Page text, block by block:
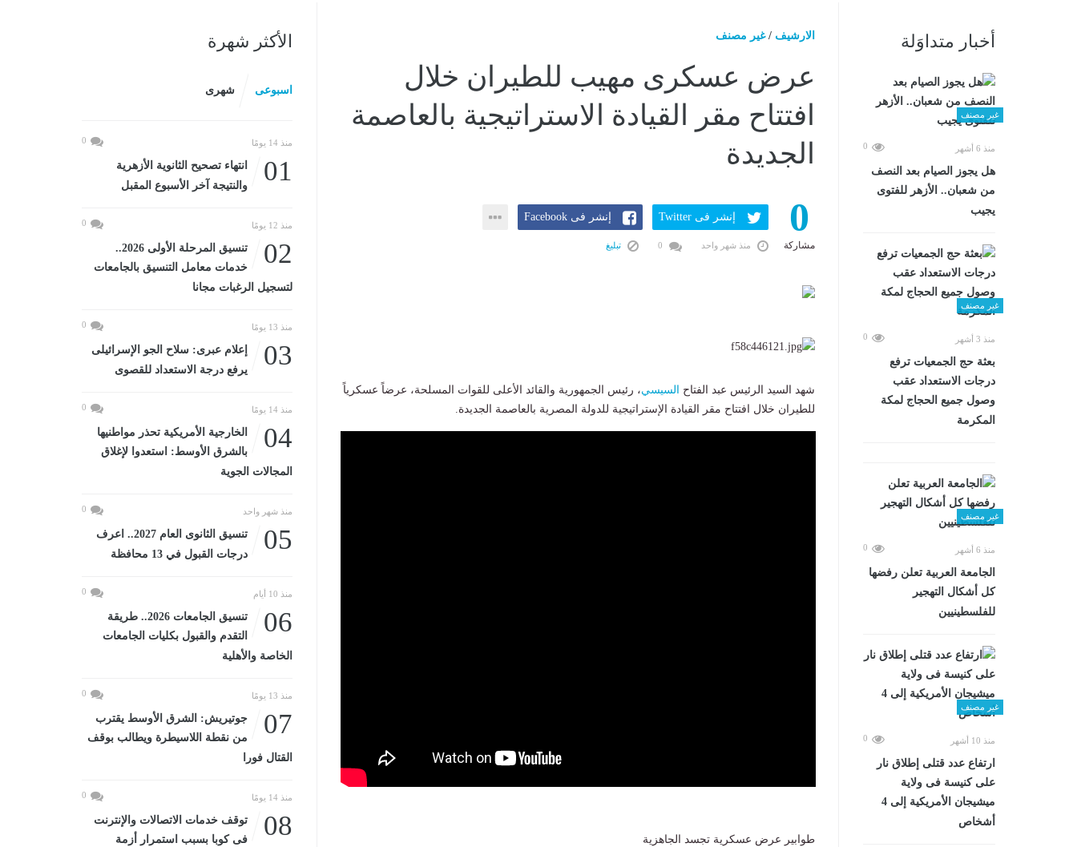
أخبار متداوَلة
غير مصنف
منذ 6 أشهر 0
هل يجوز الصيام بعد النصف
من شعبان.. الأزهر للفتوى
يجيب
غير مصنف
منذ 3 أشهر 0
بعثة حج الجمعيات ترفع
درجات الاستعداد عقب
وصول جميع الحجاج لمكة
المكرمة
غير مصنف
منذ 6 أشهر 0
الجامعة العربية تعلن رفضها
كل أشكال التهجير
للفلسطينيين
غير مصنف
منذ 10 أشهر 0
ارتفاع عدد قتلى إطلاق نار
على كنيسة فى ولاية
ميشيجان الأمريكية إلى 4
أشخاص
الارشيف /غير مصنف
عرض عسكرى مهيب للطيران خلال
افتتاح مقر القيادة الاستراتيجية بالعاصمة
الجديدة
0
مشاركة
إنشر فى Twitter إنشر فى Facebook
منذ شهر واحد تبليغ
شهد السيد الرئيس عبد الفتاح السيسي، رئيس الجمهورية والقائد الأعلى للقوات المسلحة، عرضاً عسكرياً
للطيران خلال افتتاح مقر القيادة الإستراتيجية للدولة المصرية بالعاصمة الجديدة.
طوابير عرض عسكرية تجسد الجاهزية
الأكثر شهرة
اسبوعى شهرى
منذ 14 يومًا 0
01
انتهاء تصحيح الثانوية الأزهرية
والنتيجة آخر الأسبوع المقبل
منذ 12 يومًا 0
02
تنسيق المرحلة الأولى 2026..
خدمات معامل التنسيق بالجامعات
لتسجيل الرغبات مجانا
منذ 13 يومًا 0
03
إعلام عبرى: سلاح الجو الإسرائيلى
يرفع درجة الاستعداد للقصوى
منذ 14 يومًا 0
04
الخارجية الأمريكية تحذر مواطنيها
بالشرق الأوسط: استعدوا لإغلاق
المجالات الجوية
منذ شهر واحد 0
05
تنسيق الثانوى العام 2027.. اعرف
درجات القبول في 13 محافظة
منذ 10 أيام 0
06
تنسيق الجامعات 2026.. طريقة
التقدم والقبول بكليات الجامعات
الخاصة والأهلية
منذ 13 يومًا 0
07
جوتيريش: الشرق الأوسط يقترب
من نقطة اللاسيطرة ويطالب بوقف
القتال فورا
منذ 14 يومًا 0
08
توقف خدمات الاتصالات والإنترنت
فى كوبا بسبب استمرار أزمة